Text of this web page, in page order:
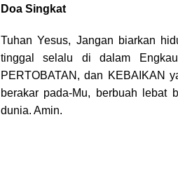
Doa Singkat
Tuhan Yesus, Jangan biarkan
tinggal selalu di dalam
PERTOBATAN,dan KEBAIKAN
berakar pada-Mu, berbuah lebat
dunia. Amin.